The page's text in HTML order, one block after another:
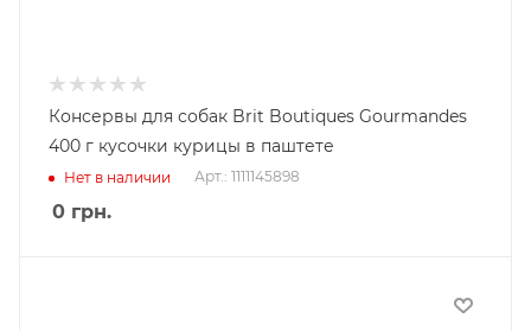
Консервы для собак Brit Boutiques Gourmandes
400 г кусочки курицы в паштете
Нет в наличии Арт.: 1111145898
0 грн.